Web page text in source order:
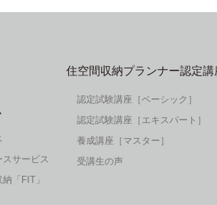
サービス
「FIT」
住空間収納プランナー認定講
認定試験講座［ベーシック］
認定試験講座［エキスパート］
養成講座［マスター］
受講生の声